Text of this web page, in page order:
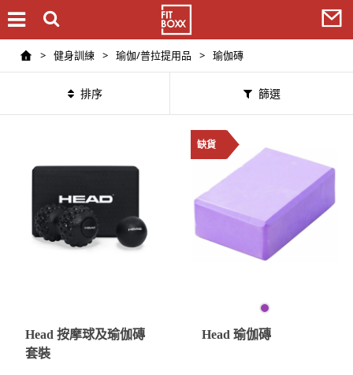
> 健身訓練 > 瑜伽/普拉提用品 > 瑜伽磚
排序 篩選
Head 按摩球及瑜伽磚
套裝
缺貨
Head 瑜伽磚